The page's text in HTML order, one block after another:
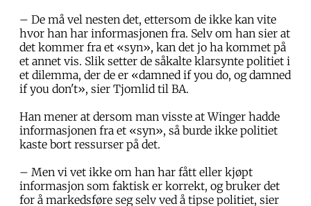
– De må vel nesten det, ettersom de ikke kan vite
hvor han har informasjonen fra. Selv om han sier at
det kommer fra et «syn», kan det jo ha kommet på
et annet vis. Slik setter de såkalte klarsynte politiet i
et dilemma, der de er «damned if you do, og damned
if you don't», sier Tjomlid til BA.
Han mener at dersom man visste at Winger hadde
informasjonen fra et «syn», så burde ikke politiet
kaste bort ressurser på det.
– Men vi vet ikke om han har fått eller kjøpt
informasjon som faktisk er korrekt, og bruker det
for å markedsføre seg selv ved å tipse politiet, sier